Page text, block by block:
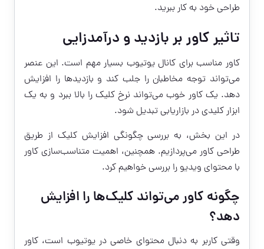
طراحی خود به کار ببرید.
تاثیر کاور بر بازدید و درآمدزایی
کاور مناسب برای کانال یوتیوب بسیار مهم است. این عنصر
می‌تواند توجه مخاطبان را جلب کند و بازدیدها را افزایش
دهد. یک کاور خوب می‌تواند نرخ کلیک را بالا ببرد و به یک
ابزار کلیدی در بازاریابی تبدیل شود.
در این بخش، به بررسی چگونگی افزایش کلیک از طریق
طراحی کاور می‌پردازیم. همچنین، اهمیت متناسب‌سازی کاور
با محتوای ویدیو را بررسی خواهیم کرد.
چگونه کاور می‌تواند کلیک‌ها را افزایش
دهد؟
وقتی کاربر به دنبال محتوای خاصی در یوتیوب است، کاور